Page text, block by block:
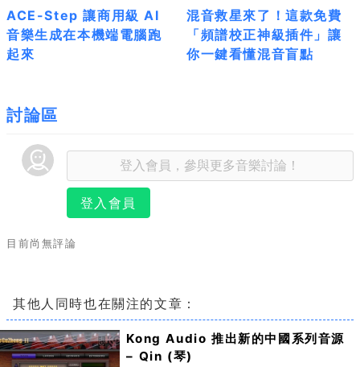
ACE-Step 讓商用級 AI
音樂生成在本機端電腦跑
起來
混音救星來了！這款免費
「頻譜校正神級插件」讓
你一鍵看懂混音盲點
討論區
登入會員
目前尚無評論
其他人同時也在關注的文章：
Kong Audio 推出新的中國系列音源
– Qin (琴)